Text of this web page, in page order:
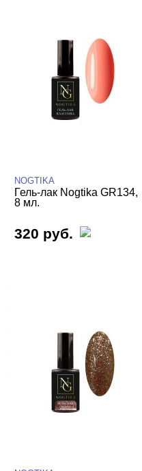
ТИПЫ ГЕЛЕЙ
База жесткая
База жидкая
База камуфлирующая
Показать все
NOGTIKA
Гель-лак Nogtika GR134,
8 мл.
320 руб.